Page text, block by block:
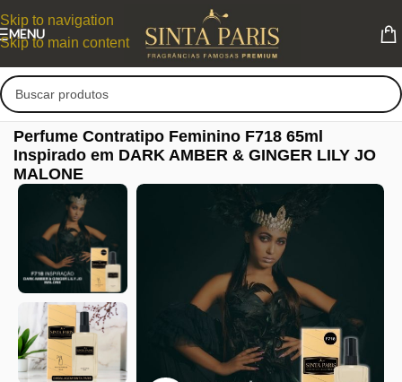
Skip to navigation
Skip to main content
MENU
Perfume Contratipo Feminino F718 65ml
Inspirado em DARK AMBER & GINGER LILY JO
MALONE